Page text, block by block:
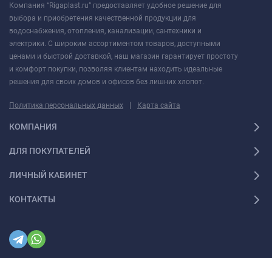
Компания “Rigaplast.ru” предоставляет удобное решение для
выбора и приобретения качественной продукции для
водоснабжения, отопления, канализации, сантехники и
электрики. С широким ассортиментом товаров, доступными
ценами и быстрой доставкой, наш магазин гарантирует простоту
и комфорт покупки, позволяя клиентам находить идеальные
решения для своих домов и офисов без лишних хлопот.
Политика персональных данных | Карта сайта
КОМПАНИЯ
ДЛЯ ПОКУПАТЕЛЕЙ
ЛИЧНЫЙ КАБИНЕТ
КОНТАКТЫ